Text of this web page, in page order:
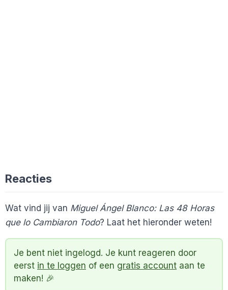
Reacties
Wat vind jij van Miguel Ángel Blanco: Las 48 Horas
que lo Cambiaron Todo? Laat het hieronder weten!
Je bent niet ingelogd. Je kunt reageren door
eerst in te loggen of een gratis account aan te
maken! 🎉